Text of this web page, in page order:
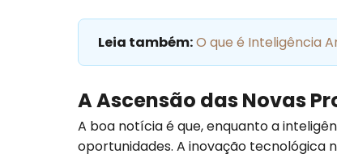
Leia também:O que é Inteligência
A Ascensão das Novas
A boa notícia é que, enquanto a
oportunidades. A inovação tecnológica